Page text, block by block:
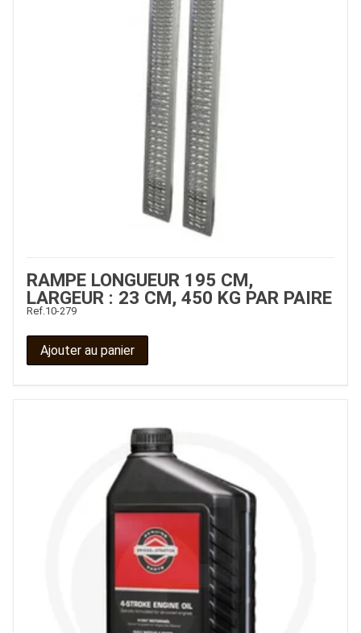
RAMPE LONGUEUR 195 CM,
LARGEUR : 23 CM, 450 KG PAR PAIRE
Ref. 10-279
Ajouter au panier